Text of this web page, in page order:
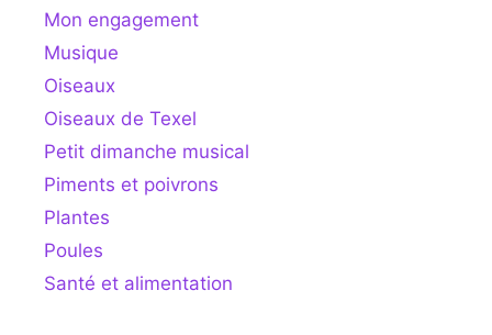
Mon engagement
Musique
Oiseaux
Oiseaux de Texel
Petit dimanche musical
Piments et poivrons
Plantes
Poules
Santé et alimentation